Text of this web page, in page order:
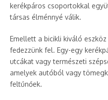
kerékpáros csoportokkal
társas élménnyé válik.
Emellett a bicikli kiváló
fedezzünk fel. Egy-egy
utcákat vagy természeti
amelyek autóból vagy
feltűnőek.